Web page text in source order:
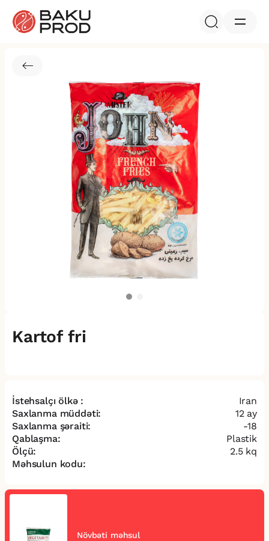
Kartof fri
İstehsalçı ölkə :
Iran
Saxlanma müddəti:
12 ay
Saxlanma şəraiti:
-18
Qablaşma:
Plastik
Ölçü:
2.5 kq
Məhsulun kodu:
Növbəti məhsul